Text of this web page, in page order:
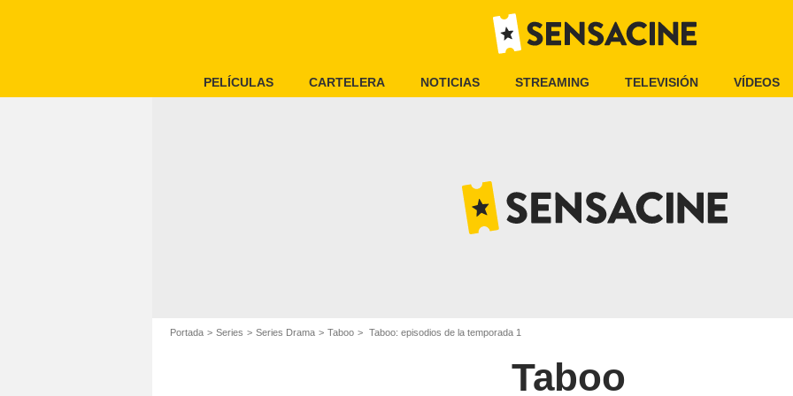
PELÍCULAS CARTELERA NOTICIAS STREAMING TELEVISIÓN VÍDEOS
Portada Series Series Drama Taboo Taboo: episodios de la temporada 1
Taboo